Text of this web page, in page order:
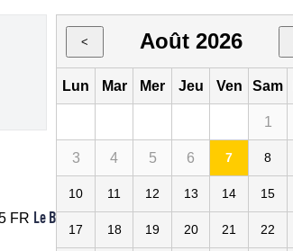
FR Le Bataclan
< Août 2026
Lun Mar Mer Jeu Ven Sam
1
3 4 5 6 7 8
10 11 12 13 14 15
17 18 19 20 21 22